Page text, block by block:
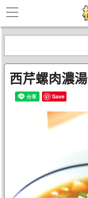
西芹螺肉濃湯
Save